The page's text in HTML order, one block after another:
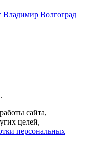
Владимир Волгоград
сайта,
целей,
персональных